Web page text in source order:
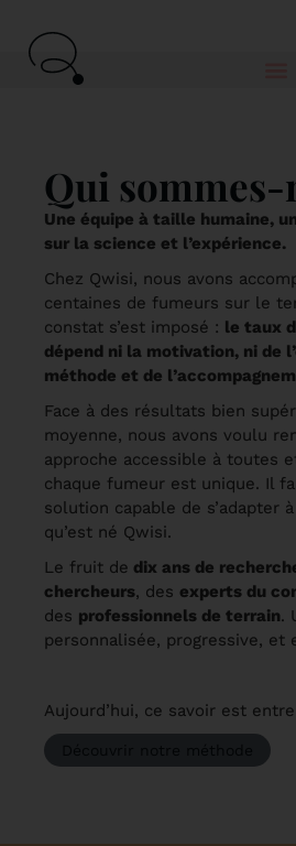
Qui sommes-
Une équipe à taille humaine,
sur la science et l’expérience.
Chez Qwisi, nous avons
centaines de fumeurs sur le
constat s’est imposé : le taux
dépend ni la motivation, ni de
méthode et de
Face à des résultats bien
moyenne, nous avons voulu
approche accessible à toutes
chaque fumeur est unique. Il
solution capable de s’adapter
qu’est né Qwisi.
Le fruit de dix ans de
chercheurs, des experts du
des professionnels de terrain.
personnalisée, progressive, et
Aujourd’hui, ce savoir est